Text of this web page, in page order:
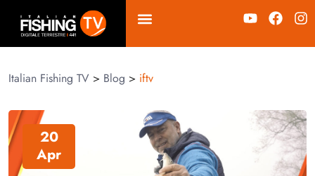
Italian Fishing TV > Blog > iftv
20
Apr